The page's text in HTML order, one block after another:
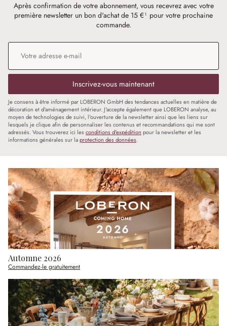
Après confirmation de votre abonnement, vous recevrez avec votre
première newsletter un bon d'achat de 15 €¹ pour votre prochaine
commande.
Adresse e-mail
Inscrivez-vous maintenant
Je consens à être informé par LOBERON GmbH des tendances actuelles en matière de
décoration et d'aménagement intérieur. J'accepte également que LOBERON analyse, au
moyen de technologies de suivi, l'ouverture de la newsletter ainsi que les liens sur
lesquels je clique afin de personnaliser les contenus et recommandations qui me sont
adressés. Vous trouverez ici les conditions d'expédition pour la newsletter et les
informations générales sur laprotection des données.
Automne 2026
Commandez-le gratuitement